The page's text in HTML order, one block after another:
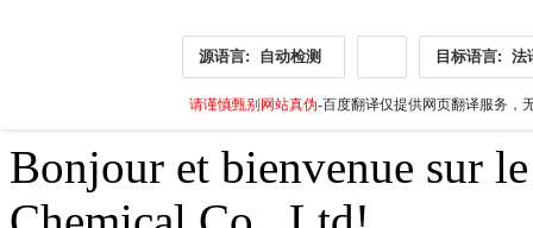
源语言: 自动检测 目标语言: 法
请谨慎甄别网站真伪-百度翻译仅提供网页翻译服务，